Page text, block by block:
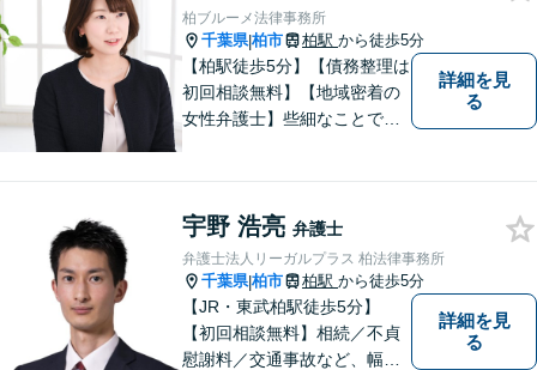
柏ブルーメ法律事務所
千葉県|柏市 柏駅 から徒歩5分
【柏駅徒歩5分】【債務整理は
初回相談無料】【地域密着の
女性弁護士】些細なことでも
詳細を見
る
宇野 浩亮 弁護士
弁護士法人リーガルプラス 柏法律事務所
千葉県|柏市 柏駅 から徒歩5分
【JR・東武柏駅徒歩5分】
【初回相談無料】相続／不貞
慰謝料／交通事故など、幅広
詳細を見
る